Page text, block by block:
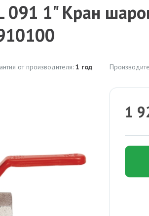
091 1" Кран
от производителя: 1 год
1